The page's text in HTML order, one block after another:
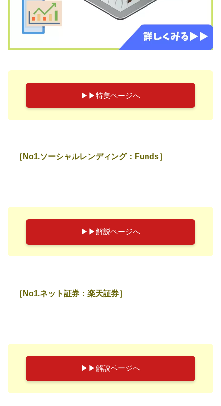
▶︎▶︎特集ページへ
［No1.ソーシャルレンディング：Funds］
▶︎▶︎解説ページへ
［No1.ネット証券：楽天証券］
▶︎▶︎解説ページへ